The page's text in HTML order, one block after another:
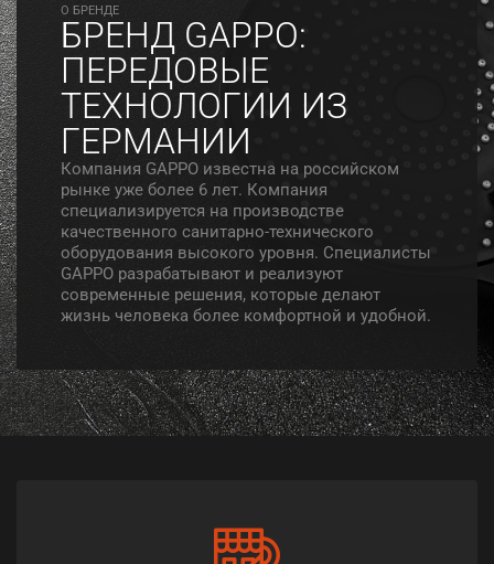
O БРЕНДЕ
БРЕНД GAPPO:
ПЕРЕДОВЫЕ
ТЕХНОЛОГИИ ИЗ
ГЕРМАНИИ
Компания GAPPO известна на российском
рынке уже более 6 лет. Компания
специализируется на производстве
качественного санитарно-технического
оборудования высокого уровня. Специалисты
GAPPO разрабатывают и реализуют
современные решения, которые делают
жизнь человека более комфортной и удобной.